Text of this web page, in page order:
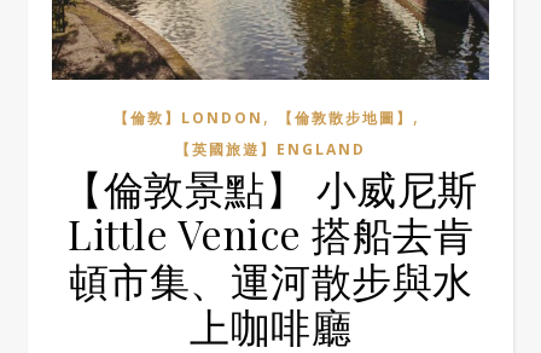
【倫敦】LONDON , 【倫敦散步地圖】 ,
【英國旅遊】ENGLAND
【倫敦景點】 小威尼斯
Little Venice 搭船去肯
頓市集、運河散步與水
上咖啡廳